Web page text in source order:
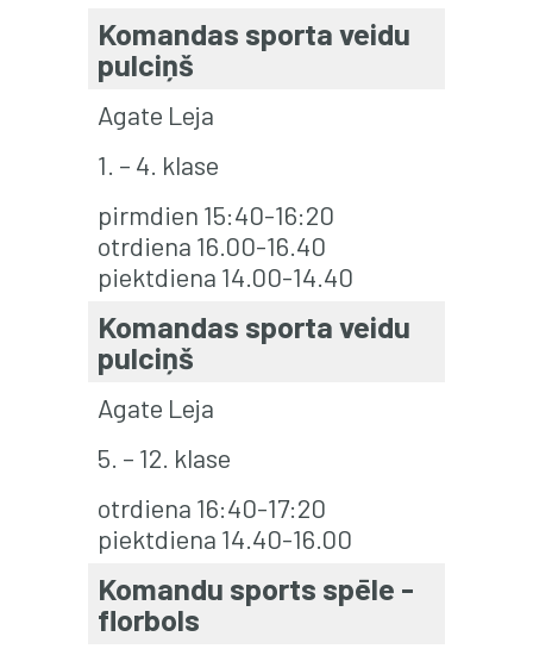
Komandas sporta veidu
pulciņš
Agate Leja
1. – 4. klase
pirmdien 15:40-16:20
otrdiena 16.00-16.40
piektdiena 14.00-14.40
Komandas sporta veidu
pulciņš
Agate Leja
5. – 12. klase
otrdiena 16:40-17:20
piektdiena 14.40-16.00
Komandu sports spēle -
florbols